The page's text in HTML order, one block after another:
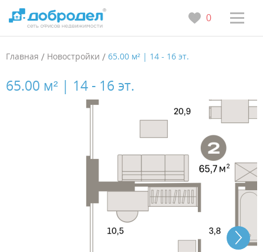
0
Главная / Новостройки / 65.00 м² | 14 - 16 эт.
65.00 м² | 14 - 16 эт.